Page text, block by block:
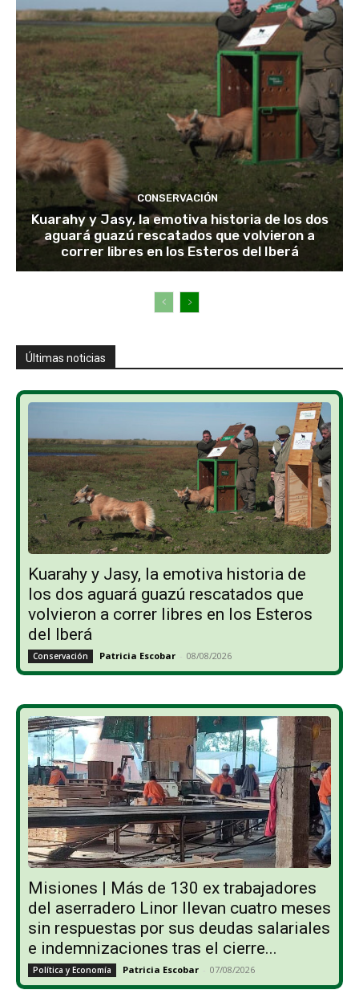
CONSERVACIÓN
Kuarahy y Jasy, la emotiva historia de los dos
aguará guazú rescatados que volvieron a
correr libres en los Esteros del Iberá
Últimas noticias
Kuarahy y Jasy, la emotiva historia de
los dos aguará guazú rescatados que
volvieron a correr libres en los Esteros
del Iberá
Conservación Patricia Escobar - 08/08/2026
Misiones | Más de 130 ex trabajadores
del aserradero Linor llevan cuatro meses
sin respuestas por sus deudas salariales
e indemnizaciones tras el cierre...
Política y Economía Patricia Escobar - 07/08/2026